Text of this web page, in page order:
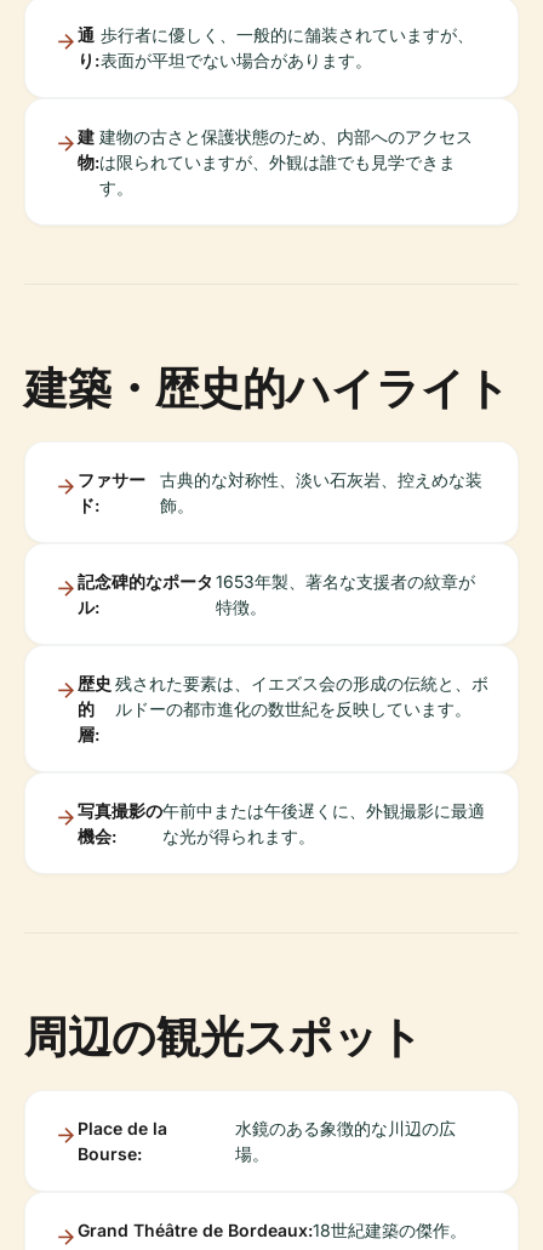
通
り:
歩行者に優しく、一般的に舗装されていますが、
表面が平坦でない場合があります。
建
物:
建物の古さと保護状態のため、内部へのアクセス
は限られていますが、外観は誰でも見学できま
す。
建築・歴史的ハイライト
ファサー
ド:
古典的な対称性、淡い石灰岩、控えめな装
飾。
記念碑的なポータ
ル:
1653年製、著名な支援者の紋章が
特徴。
歴史
的
層:
残された要素は、イエズス会の形成の伝統と、ボ
ルドーの都市進化の数世紀を反映しています。
写真撮影の
機会:
午前中または午後遅くに、外観撮影に最適
な光が得られます。
周辺の観光スポット
Place de la
Bourse:
水鏡のある象徴的な川辺の広
場。
Grand Théâtre de Bordeaux:18世紀建築の傑作。